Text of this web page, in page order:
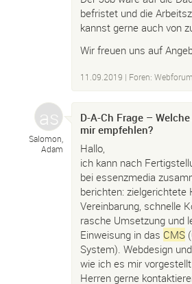
befristet und die
kannst gerne auch von
Wir freuen uns auf
11.09.2019 | Foren: Webforum
Salomon,
Adam
D-A-Ch Frage –
mir empfehlen?
Hallo,
ich kann nach
bei essenzmedia
berichten: zielgerichtete
Vereinbarung, schnelle
rasche Umsetzung und
Einweisung in das CMS
System). Webdesign
wie ich es mir
Herren gerne